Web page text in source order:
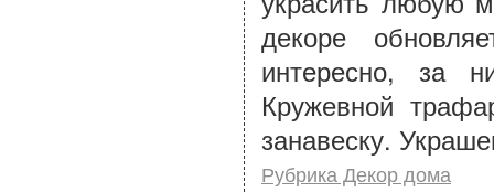
декоре
интересно, за
Кружевной
занавеску.
Рубрика Декор дома